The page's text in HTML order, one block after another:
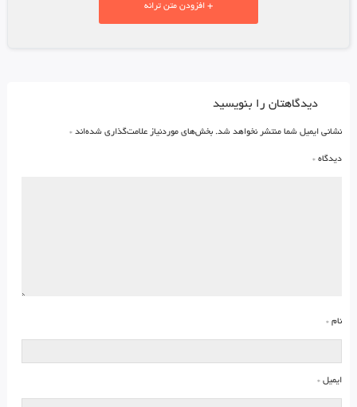
+ افزودن متن ترانه
دیدگاهتان را بنویسید
نشانی ایمیل شما منتشر نخواهد شد. بخش‌های موردنیاز علامت‌گذاری شده‌اند *
دیدگاه *
نام *
ایمیل *